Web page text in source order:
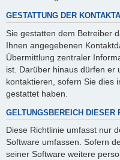
GESTATTUNG DER
Sie gestatten dem Betreiber
Ihnen angegebenen
Übermittlung zentraler
ist. Darüber hinaus dürfen er
kontaktieren, sofern Sie dies
gestattet haben.
GELTUNGSBEREICH DIESER
Diese Richtlinie umfasst nur
Software umfassen. Sofern
seiner Software weitere